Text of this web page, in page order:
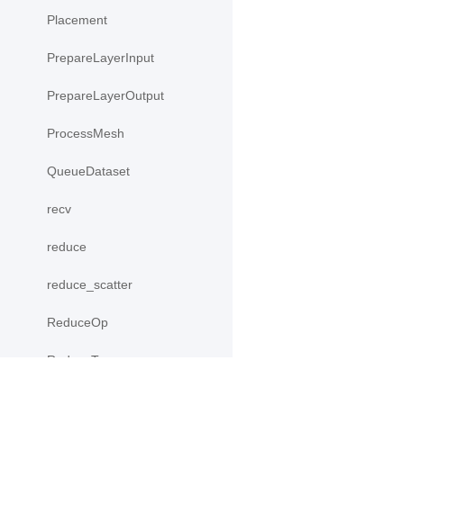
Placement
PrepareLayerInput
PrepareLayerOutput
ProcessMesh
QueueDataset
recv
reduce
reduce_scatter
ReduceOp
ReduceType